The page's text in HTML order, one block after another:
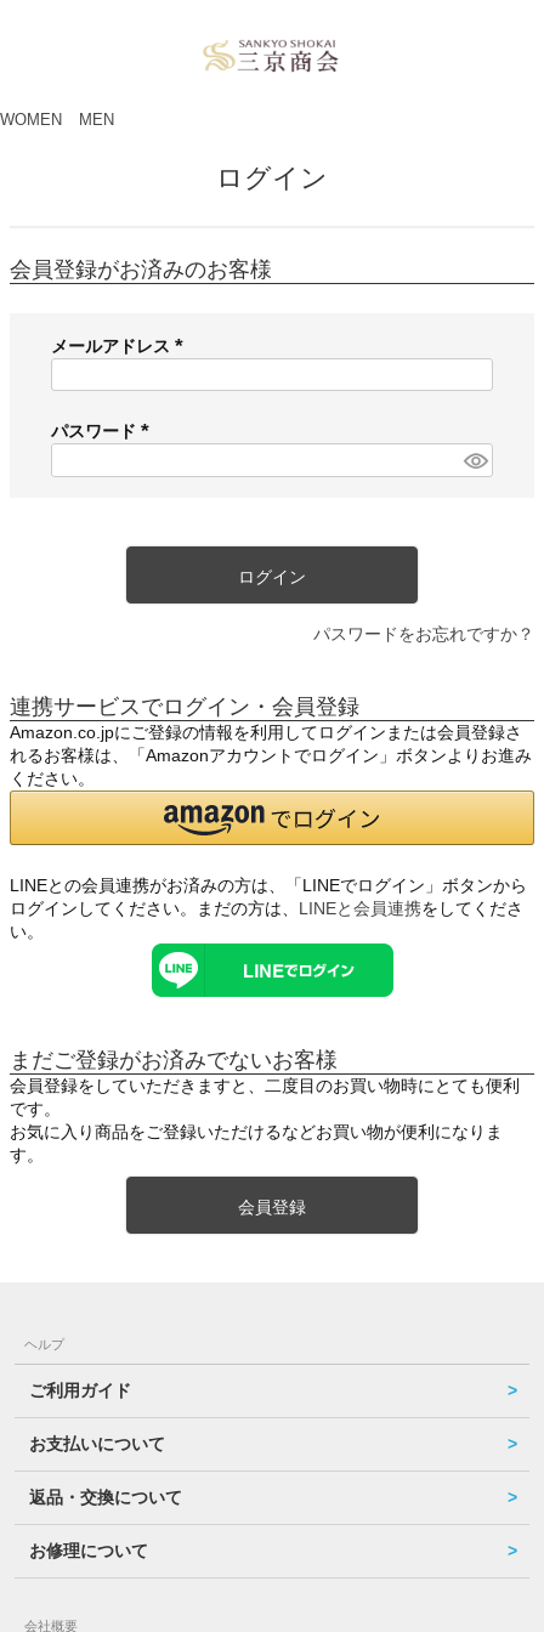
WOMEN MEN
ログイン
会員登録がお済みのお客様
メールアドレス
必
)
パスワード
必
ログイン
パスワードをお忘れですか？
連携サービスでログイン・会員登録
Amazon.co.jpにご登録の情報を利用してログインまたは会員登録さ
れるお客様は、「Amazonアカウントでログイン」ボタンよりお進み
ください。
LINEとの会員連携がお済みの方は、「LINEでログイン」ボタンから
ログインしてください。まだの方は、 LINEと会員連携をしてくださ
い。
まだご登録がお済みでないお客様
会員登録をしていただきますと、二度目のお買い物時にとても便利
です。
お気に入り商品をご登録いただけるなどお買い物が便利になりま
す。
会員登録
ヘルプ
ご利用ガイド
お支払いについて
返品・交換について
お修理について
会社概要